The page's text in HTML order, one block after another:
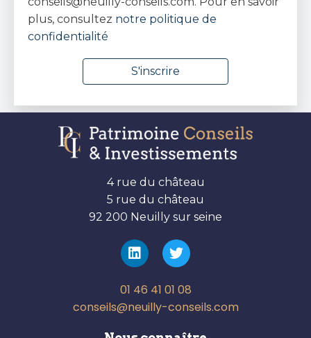
plus, consultez notre politique de
confidentialité
4 rue du château
5 rue du château
92 200 Neuilly sur seine
01 46 41 01 08
conseils@neuilly-conseils.com